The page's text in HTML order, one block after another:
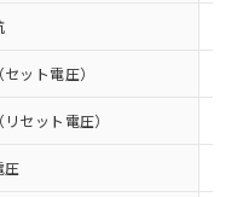
ット電圧）
セット電圧）
圧